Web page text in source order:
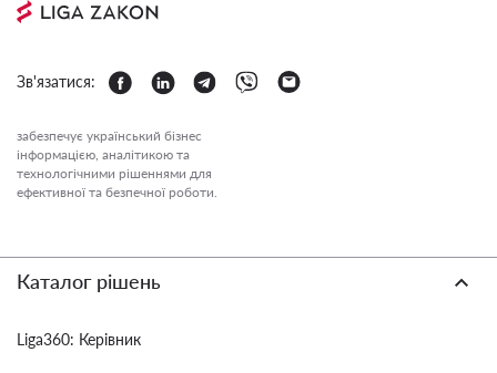
Зв'язатися:
забезпечує український бізнес
інформацією, аналітикою та
технологічними рішеннями для
ефективної та безпечної роботи.
Каталог рішень
Liga360: Керівник